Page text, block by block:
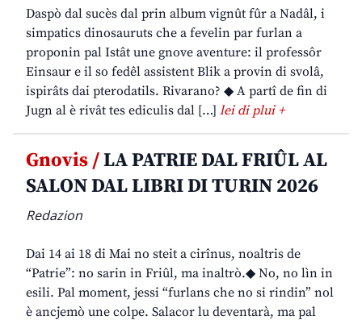
Daspò dal sucès dal prin album vignût fûr a Nadâl, i
simpatics dinosauruts che a fevelin par furlan a
proponin pal Istât une gnove aventure: il professôr
Einsaur e il so fedêl assistent Blik a provin di svolâ,
ispirâts dai pterodatils. Rivarano? ◆ A partî de fin di
Jugn al è rivât tes ediculis dal […] lei di plui +
Gnovis /LA PATRIE DAL FRIÛL AL
SALON DAL LIBRI DI TURIN 2026
Redazion
Dai 14 ai 18 di Mai no steit a cirînus, noaltris de
“Patrie”: no sarin in Friûl, ma inaltrò.◆ No, no lìn in
esili. Pal moment, jessi “furlans che no si rindin” nol
è ancjemò une colpe. Salacor lu deventarà, ma pal